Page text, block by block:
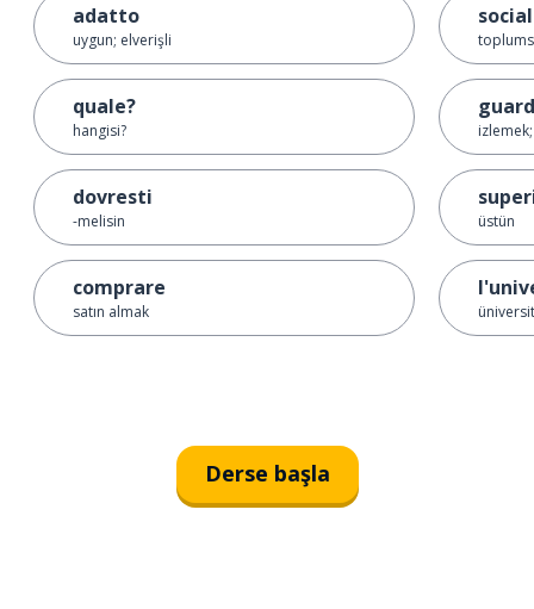
adatto
uygun; elverişli
quale?
hangisi?
dovresti
-melisin
comprare
satın almak
üstün
Derse başla